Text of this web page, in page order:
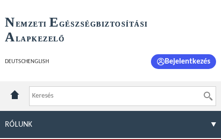
NEMZETI E GÉSZSÉGBIZTOSÍTÁSI
ALAPKEZELŐ
DEUTSCH ENGLISH Bejelentkezés
RÓLUNK